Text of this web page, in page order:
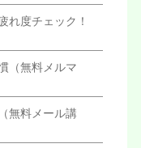
れ度チェック！
（無料メルマ
無料メール講